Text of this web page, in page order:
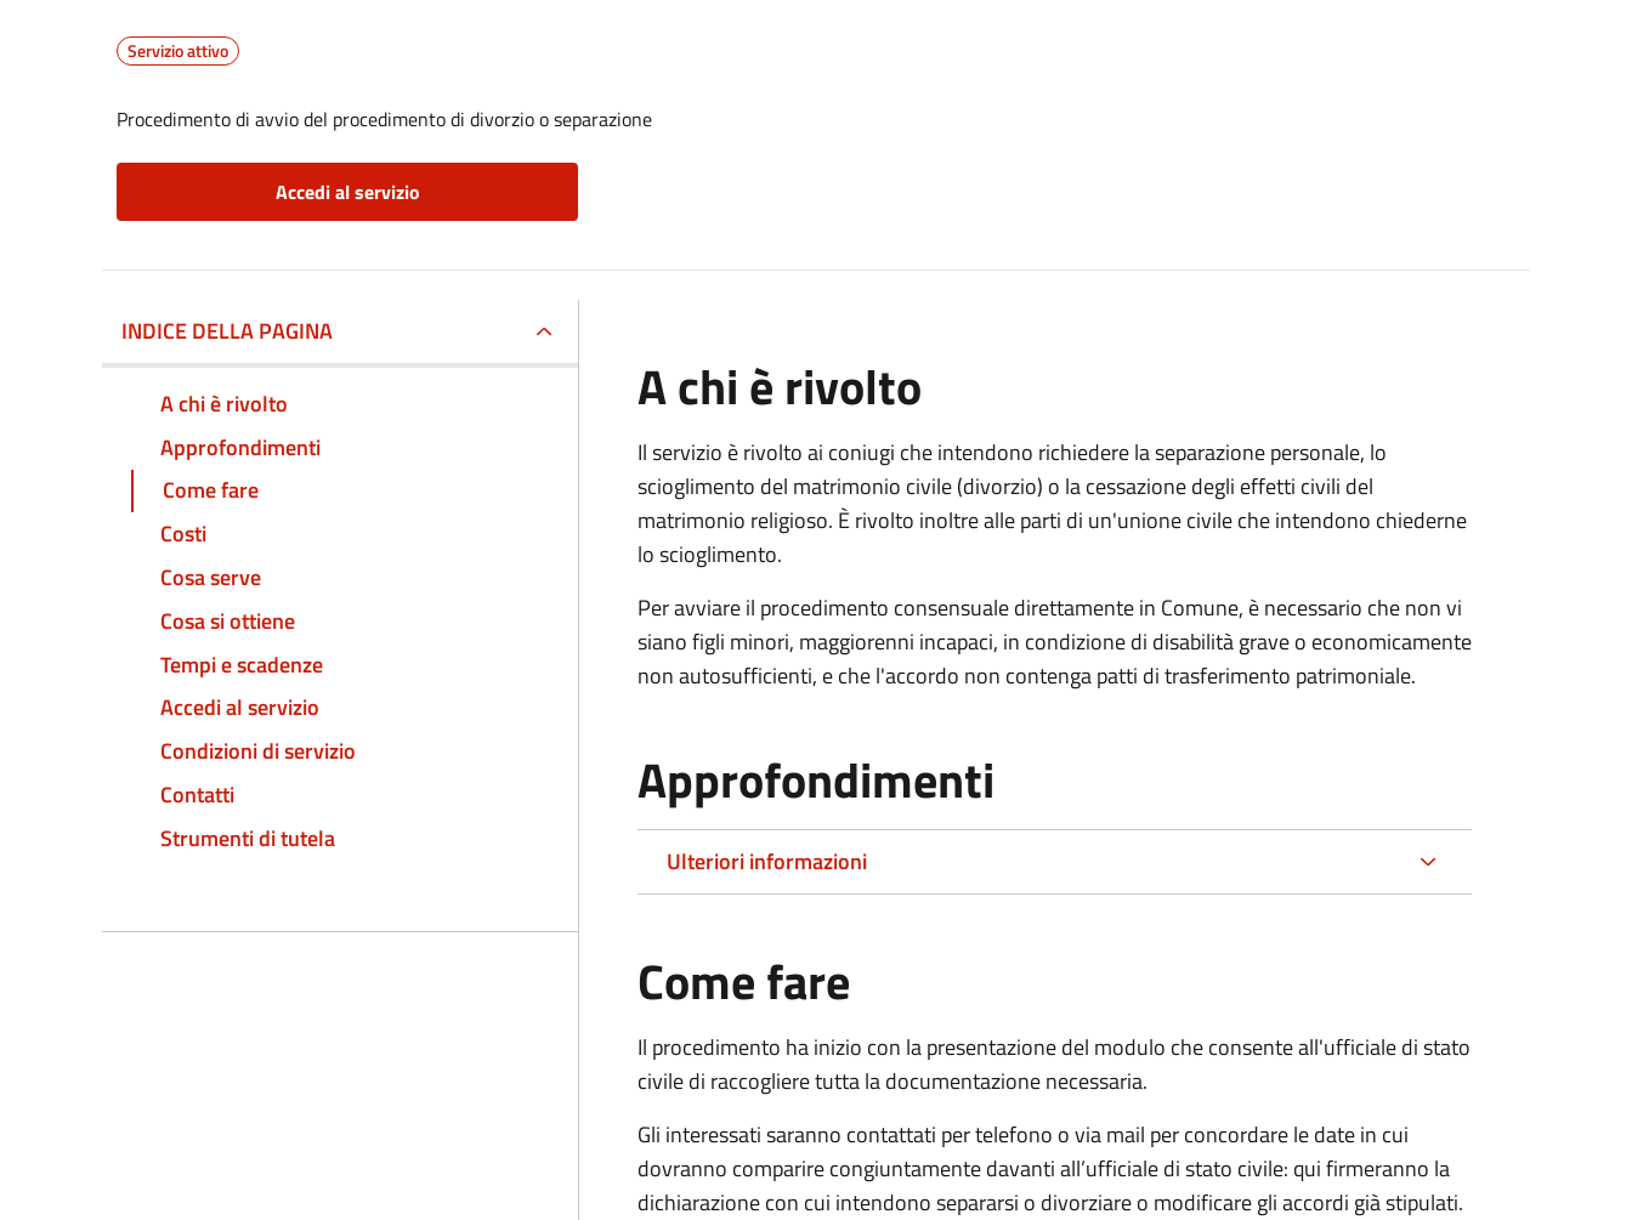
Servizio attivo
Procedimento di avvio del procedimento di divorzio o separazione
Accedi al servizio
INDICE DELLA PAGINA
A chi è rivolto
Approfondimenti
Come fare
Costi
Cosa serve
Cosa si ottiene
Tempi e scadenze
Accedi al servizio
Condizioni di servizio
Contatti
Strumenti di tutela
A chi è rivolto
Il servizio è rivolto ai coniugi che intendono richiedere la separazione personale, lo
scioglimento del matrimonio civile (divorzio) o la cessazione degli effetti civili del
matrimonio religioso. È rivolto inoltre alle parti di un'unione civile che intendono chiederne
lo scioglimento.
Per avviare il procedimento consensuale direttamente in Comune, è necessario che non vi
siano figli minori, maggiorenni incapaci, in condizione di disabilità grave o economicamente
non autosufficienti, e che l'accordo non contenga patti di trasferimento patrimoniale.
Approfondimenti
Ulteriori informazioni
Come fare
Il procedimento ha inizio con la presentazione del modulo che consente all'ufficiale di stato
civile di raccogliere tutta la documentazione necessaria.
Gli interessati saranno contattati per telefono o via mail per concordare le date in cui
dovranno comparire congiuntamente davanti all’ufficiale di stato civile: qui firmeranno la
dichiarazione con cui intendono separarsi o divorziare o modificare gli accordi già stipulati.